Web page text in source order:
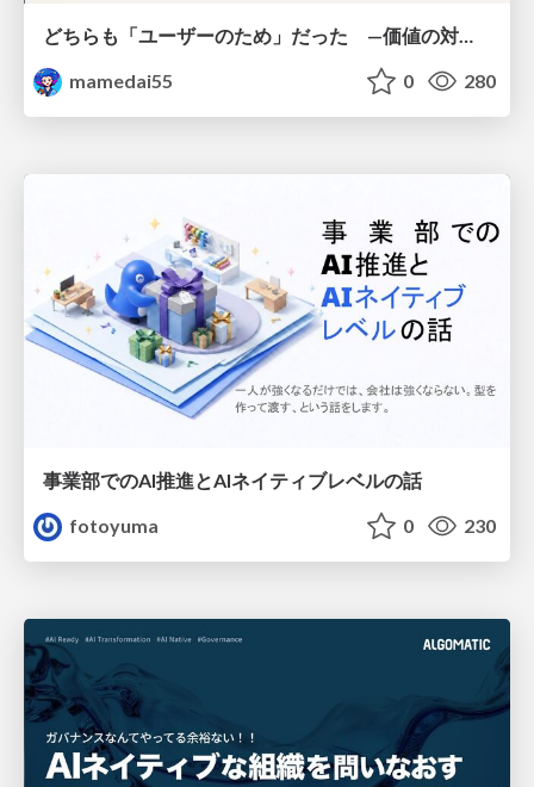
どちらも「ユーザーのため」だった —価値の対立を仮説検証に変えて #Scrumfest Osaka 2026
mamedai55
0 280
事業部でのAI推進とAIネイティブレベルの話
fotoyuma
0 230